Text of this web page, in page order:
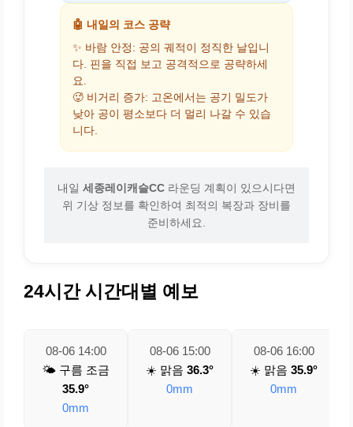
🤖 내일의 코스 공략
✨ 바람 안정: 공의 궤적이 정직한 날입니
다. 핀을 직접 보고 공격적으로 공략하세
요.
🥵 비거리 증가: 고온에서는 공기 밀도가
낮아 공이 평소보다 더 멀리 나갈 수 있습
니다.
내일 세종레이캐슬CC 라운딩 계획이 있으시다면
위 기상 정보를 확인하여 최적의 복장과 장비를
준비하세요.
24시간 시간대별 예보
08-06 14:00
🌤️ 구름 조금
35.9°
0mm
08-06 15:00
☀️ 맑음 36.3°
0mm
08-06 16:00
☀️ 맑음 35.9°
0mm